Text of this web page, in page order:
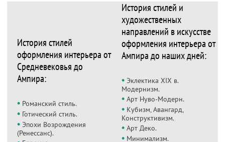
История стилей
оформления интерьера от
Средневековья до
Ампира:
• Романский стиль.
• Готический стиль.
• Эпохи Возрождения
(Ренессанс).
История стилей и
художественных
направлений в искусстве
оформления интерьера от
Ампира до наших дней:
• Эклектика ХIХ в.
Модернизм.
• Арт Нуво-Модерн.
• Кубизм, Авангард,
Конструктивизм.
• Арт Деко.
• Минимализм.